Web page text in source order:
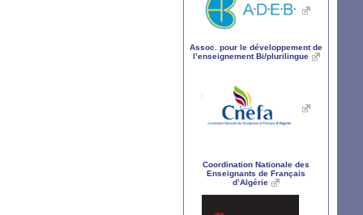
Assoc. pour le développement de
l’enseignement Bi/plurilingue
Coordination Nationale des
Enseignants de Français
d’Algérie